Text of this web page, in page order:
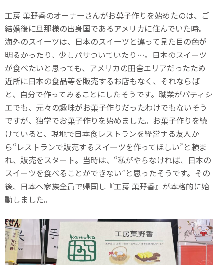
工房 菓野香のオーナーさんがお菓子作りを始めたのは、ご
結婚後に旦那様の出身国であるアメリカに住んでいた時。
海外のスイーツは、日本のスイーツと違って見た目の色が
明るかったり、少しパサついていたり…。日本のスイーツ
が食べたいと思っても、アメリカの田舎エリアだったため
近所に日本の食品等を販売するお店もなく、それならば
と、自分で作ってみることにしたそうです。職業がパティシ
エでも、元々の趣味がお菓子作りだったわけでもないそう
ですが、独学でお菓子作りを始めました。お菓子作りを続
けていると、現地で日本食レストランを経営する友人か
ら“レストランで販売するスイーツを作ってほしい”と頼ま
れ、販売をスタート。当時は、“私がやらなければ、日本の
スイーツを食べることができない”と思ったそうです。その
後、日本へ家族全員で帰国し『工房 菓野香』が本格的に始
動しました。